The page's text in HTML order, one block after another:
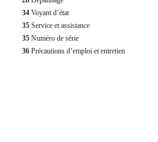
34 Voyant d’état
35 Service et assistance
35 Numéro de série
36 Précautions d’emploi et entretien